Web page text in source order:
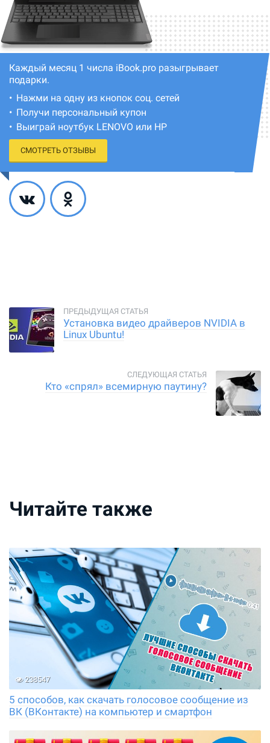
Каждый месяц 1 числа iBook.pro разыгрывает
подарки.
Нажми на одну из кнопок соц. сетей
Получи персональный купон
Выиграй ноутбук LENOVO или HP
СМОТРЕТЬ ОТЗЫВЫ
Установка видео драйверов NVIDIA в
Linux Ubuntu!
Кто «спрял» всемирную паутину?
Читайте также
238547
5 способов, как скачать голосовое сообщение из
ВК (ВКонтакте) на компьютер и смартфон